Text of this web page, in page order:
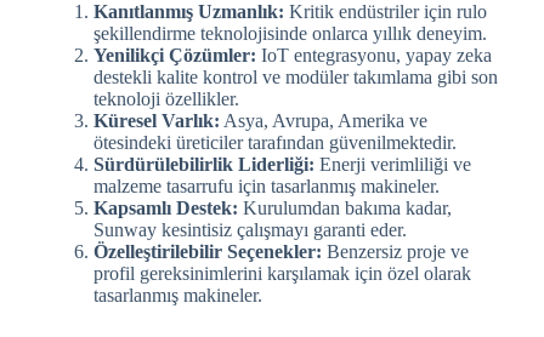
Kanıtlanmış Uzmanlık: Kritik endüstriler için rulo
şekillendirme teknolojisinde onlarca yıllık deneyim.
Yenilikçi Çözümler: IoT entegrasyonu, yapay zeka
destekli kalite kontrol ve modüler takımlama gibi son
teknoloji özellikler.
Küresel Varlık: Asya, Avrupa, Amerika ve
ötesindeki üreticiler tarafından güvenilmektedir.
Sürdürülebilirlik Liderliği: Enerji verimliliği ve
malzeme tasarrufu için tasarlanmış makineler.
Kapsamlı Destek: Kurulumdan bakıma kadar,
Sunway kesintisiz çalışmayı garanti eder.
Özelleştirilebilir Seçenekler: Benzersiz proje ve
profil gereksinimlerini karşılamak için özel olarak
tasarlanmış makineler.